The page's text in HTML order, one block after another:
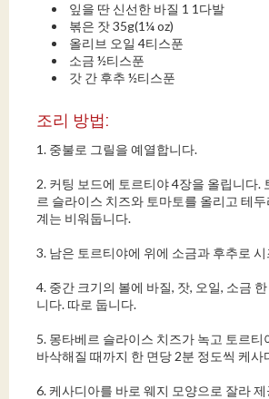
잎을 딴 신선한 바질 1 1다발
볶은 잣 35g(1¼ oz)
올리브 오일 4티스푼
소금 ½티스푼
갓 간 후추 ½티스푼
조리 방법:
1. 중불로 그릴을 예열합니다.
2. 커팅 보드에 토르티야 4장을 올립니다.
르 슬라이스 치즈와 토마토를 올리고 테
계는 비워둡니다.
3. 남은 토르티야에 위에 소금과 후추로
4. 중간 크기의 볼에 바질, 잣, 오일, 소금
니다. 따로 둡니다.
5. 몽타베르 슬라이스 치즈가 녹고 토르티
바삭해질 때까지 한 면당 2분 정도씩 케사
6. 케사디아를 바로 웨지 모양으로 잘라